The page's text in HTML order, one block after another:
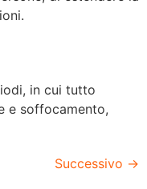
in cui tutto
e soffocamento,
Successivo →